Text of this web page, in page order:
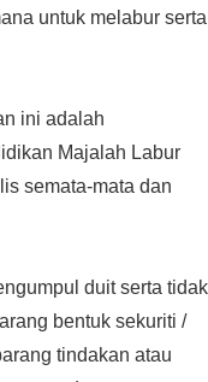
untuk melabur serta
ini adalah
Majalah Labur
semata-mata dan
duit serta tidak
bentuk sekuriti /
tindakan atau